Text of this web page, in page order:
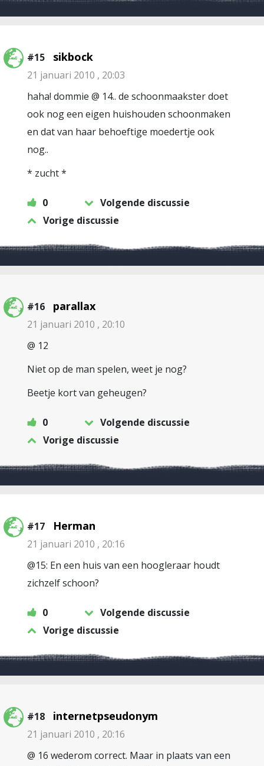
#15 sikbock
21 januari 2010 , 20:03
haha! dommie @ 14.. de schoonmaakster doet
ook nog een eigen huishouden schoonmaken
en dat van haar behoeftige moedertje ook
nog..
* zucht *
0
Volgende discussie
Vorige discussie
#16 parallax
21 januari 2010 , 20:10
@ 12
Niet op de man spelen, weet je nog?
Beetje kort van geheugen?
0
Volgende discussie
Vorige discussie
#17 Herman
21 januari 2010 , 20:16
@15: En een huis van een hoogleraar houdt
zichzelf schoon?
0
Volgende discussie
Vorige discussie
#18 internetpseudonym
21 januari 2010 , 20:16
@ 16 wederom correct. Maar in plaats van een